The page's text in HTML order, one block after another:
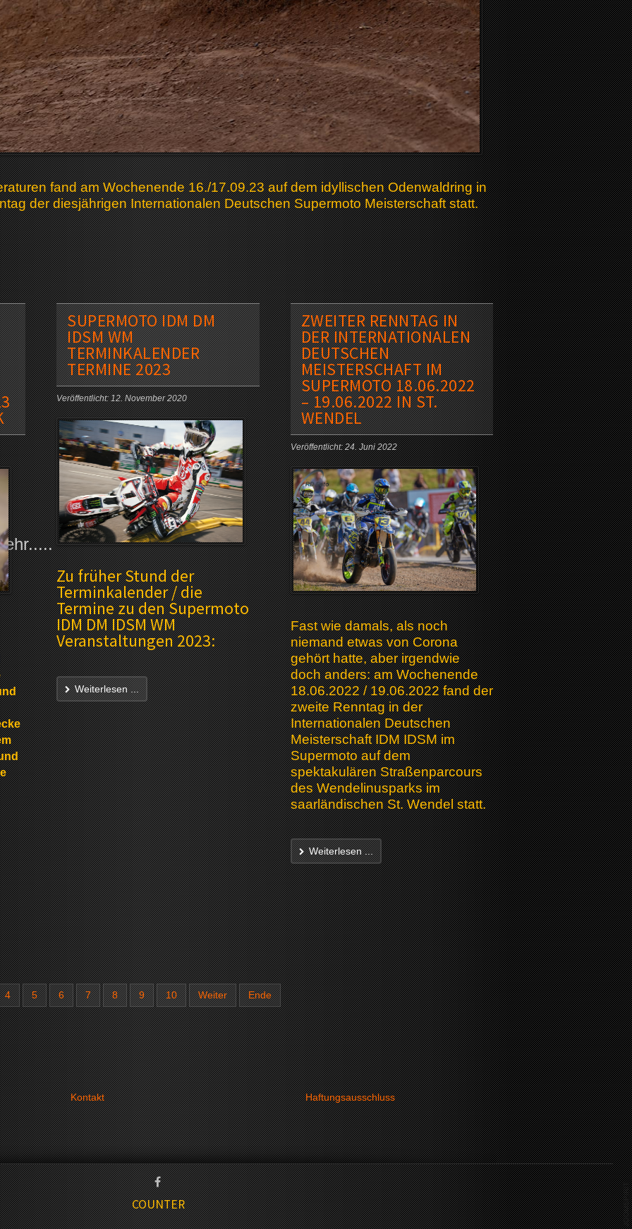
fand am Wochenende 16./17.09.23 auf dem idyllischen Odenwaldring in
der diesjährigen Internationalen Deutschen Supermoto Meisterschaft statt.
SUPERMOTO IDM DM
IDSM WM
TERMINKALENDER
TERMINE 2023
Veröffentlicht: 12. November 2020
Zu früher Stund der
Terminkalender / die
Termine zu den Supermoto
IDM DM IDSM WM
Veranstaltungen 2023:
Weiterlesen ...
ZWEITER RENNTAG IN
DER INTERNATIONALEN
DEUTSCHEN
MEISTERSCHAFT IM
SUPERMOTO 18.06.2022
– 19.06.2022 IN ST.
WENDEL
Veröffentlicht: 24. Juni 2022
Fast wie damals, als noch
niemand etwas von Corona
gehört hatte, aber irgendwie
doch anders: am Wochenende
18.06.2022 / 19.06.2022 fand der
zweite Renntag in der
Internationalen Deutschen
Meisterschaft IDM IDSM im
Supermoto auf dem
spektakulären Straßenparcours
des Wendelinusparks im
saarländischen St. Wendel statt.
Weiterlesen ...
4 5 6 7 8 9 10 Weiter Ende
Kontakt Haftungsausschluss
COUNTER